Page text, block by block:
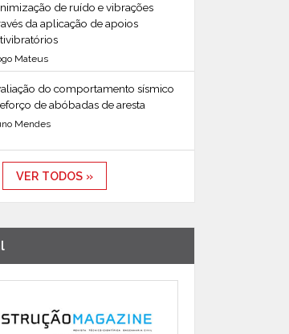
de ruído e vibrações
da aplicação de apoios
Mateus
do comportamento sísmico
de abóbadas de aresta
Mendes
VER TODOS »